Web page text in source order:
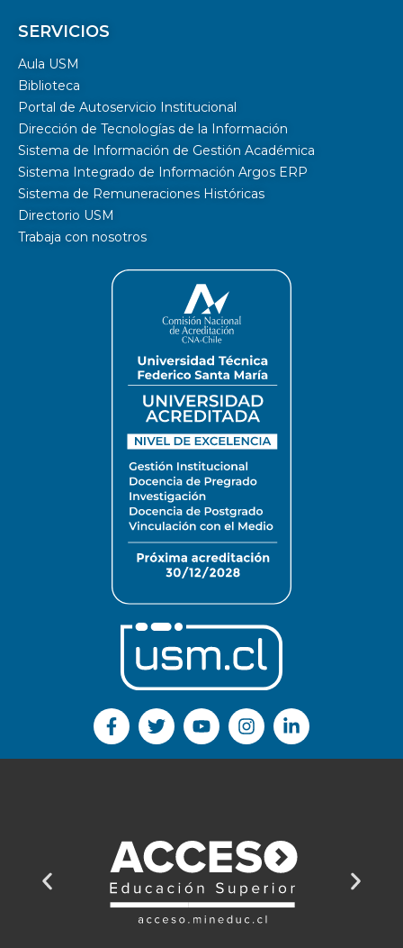
SERVICIOS
Aula USM
Biblioteca
Portal de Autoservicio Institucional
Dirección de Tecnologías de la Información
Sistema de Información de Gestión Académica
Sistema Integrado de Información Argos ERP
Sistema de Remuneraciones Históricas
Directorio USM
Trabaja con nosotros